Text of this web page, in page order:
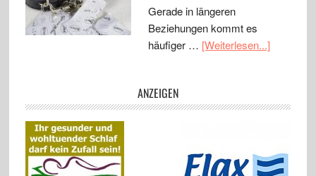
Gerade in längeren
Beziehungen kommt es
häufiger … [Weiterlesen...]
ANZEIGEN